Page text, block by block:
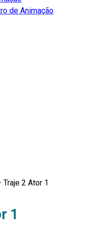
de Animação
Traje 2 Ator 1
1